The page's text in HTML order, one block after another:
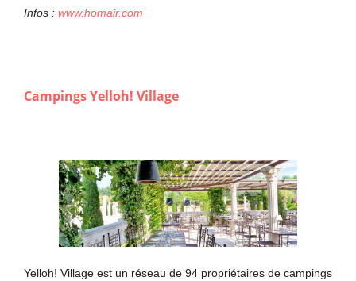
Infos : www.homair.com
Campings Yelloh! Village
Yelloh! Village est un réseau de 94 propriétaires de campings